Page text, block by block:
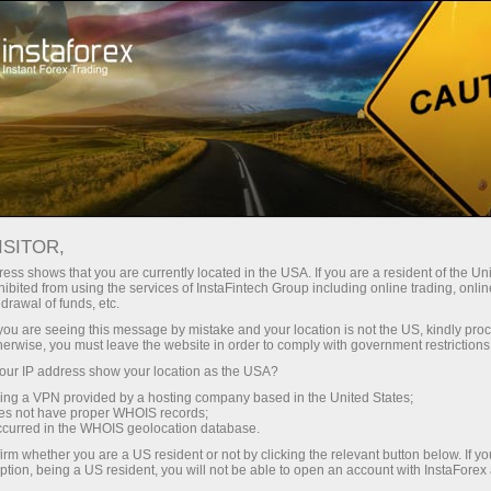
للمتداولين تحليلات الفوركس
المراجعات التحليلية
Forecast
13.06.2025 12:44 PM
GBP/USD: نصائح تداول بسيطة للمتداولين
المبتدئين – 13 يونيو (الجلسة الأمريكية)
تحليل التداول ونصائح لتداول الجنيه الإسترليني
حدث اختبار السعر عند 1.3526 في النصف الأول من اليوم
shows that you are currently located in the USA. If you are a resident of the
from using the services of InstaFintech Group including online trading,
of funds, etc.
are seeing this message by mistake and your location is not the US, kindly
you must leave the website in order to comply with government
IP address show your location as the USA?
a VPN provided by a hosting company based in the United States;
not have proper WHOIS records;
in the WHOIS geolocation database.
whether you are a US resident or not by clicking the relevant button below. If
being a US resident, you will not be able to open an account with InstaForex